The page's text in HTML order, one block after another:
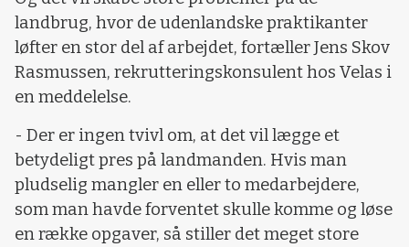
landbrug, hvor de udenlandske praktikanter
løfter en stor del af arbejdet, fortæller Jens Skov
Rasmussen, rekrutteringskonsulent hos Velas i
en meddelelse.
- Der er ingen tvivl om, at det vil lægge et
betydeligt pres på landmanden. Hvis man
pludselig mangler en eller to medarbejdere,
som man havde forventet skulle komme og løse
en række opgaver, så stiller det meget store